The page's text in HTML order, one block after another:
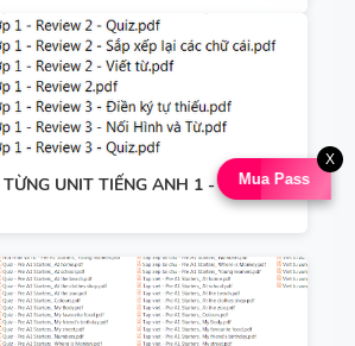
UNIT TIẾNG ANH 1 - GLOBAL
Mua Pass
X